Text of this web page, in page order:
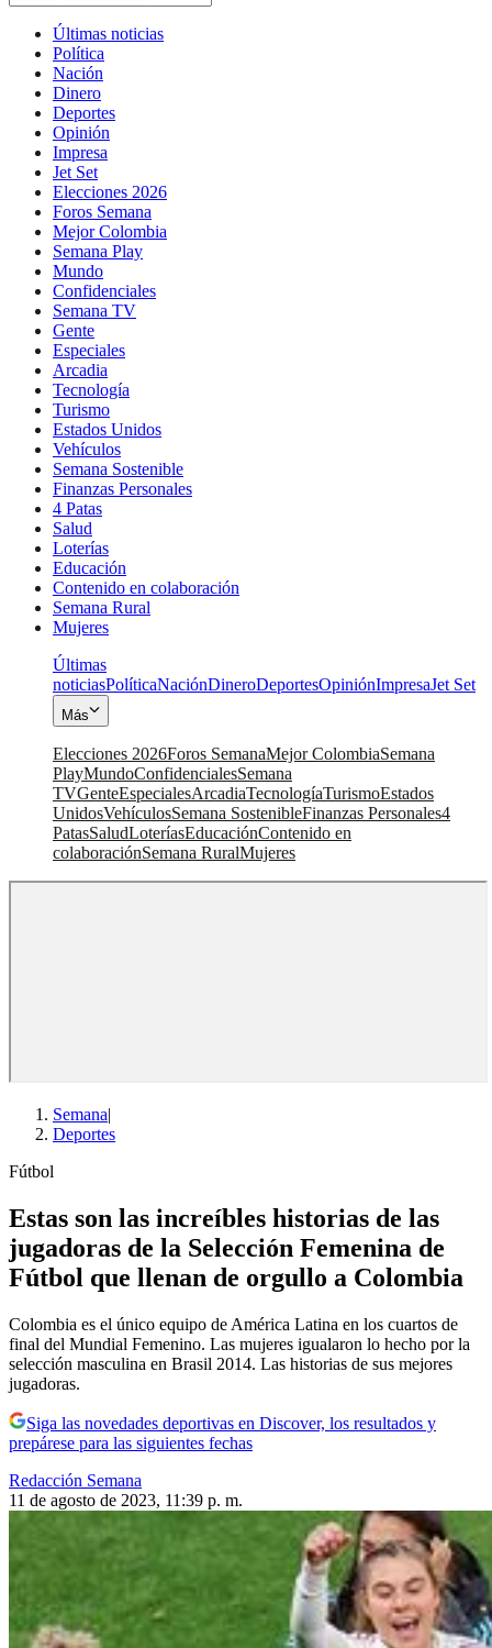
Últimas noticias
Política
Nación
Dinero
Deportes
Opinión
Impresa
Jet Set
Elecciones 2026
Foros Semana
Mejor Colombia
Semana Play
Mundo
Confidenciales
Semana TV
Gente
Especiales
Arcadia
Tecnología
Turismo
Estados Unidos
Vehículos
Semana Sostenible
Finanzas Personales
4 Patas
Salud
Loterías
Educación
Contenido en colaboración
Semana Rural
Mujeres
Últimas
noticiasPolíticaNaciónDineroDeportesOpiniónImpresaJet Set
Más
Elecciones 2026Foros SemanaMejor ColombiaSemana
PlayMundoConfidencialesSemana
TVGenteEspecialesArcadiaTecnologíaTurismoEstados
UnidosVehículosSemana SostenibleFinanzas Personales4
PatasSaludLoteríasEducaciónContenido en
colaboraciónSemana RuralMujeres
Semana|
Deportes
Fútbol
Estas son las increíbles historias de las
jugadoras de la Selección Femenina de
Fútbol que llenan de orgullo a Colombia
Colombia es el único equipo de América Latina en los cuartos de
final del Mundial Femenino. Las mujeres igualaron lo hecho por la
selección masculina en Brasil 2014. Las historias de sus mejores
jugadoras.
Siga las novedades deportivas en Discover, los resultados y
prepárese para las siguientes fechas
Redacción Semana
11 de agosto de 2023, 11:39 p. m.